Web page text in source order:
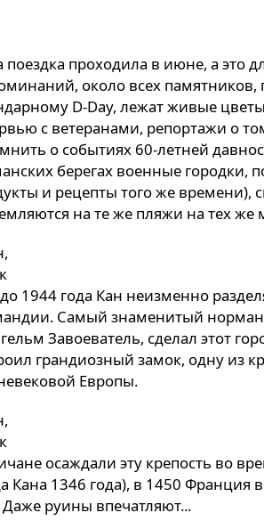
проходила в июне, а это
около всех
D-Day, лежат живые
с ветеранами, репортажи о
о событиях 60-летней
берегах военные городки,
и рецепты того же времени),
на те же пляжи на тех
1944 года Кан неизменно
Самый знаменитый
Завоеватель, сделал этот
грандиозный замок, одну из
Европы.
осаждали эту крепость во
Кана 1346 года), в 1450 Франция
Даже руины впечатляют...